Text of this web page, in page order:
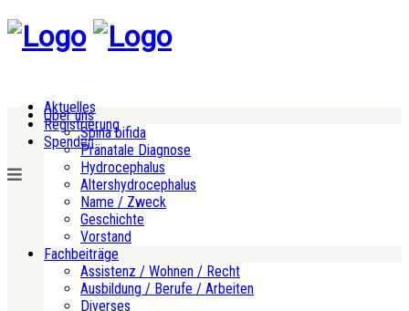
Aktuelles
Registrierung
Spenden
Über uns
Spina bifida
Pränatale Diagnose
Hydrocephalus
Altershydrocephalus
Name / Zweck
Geschichte
Vorstand
Fachbeiträge
Assistenz / Wohnen / Recht
Ausbildung / Berufe / Arbeiten
Diverses